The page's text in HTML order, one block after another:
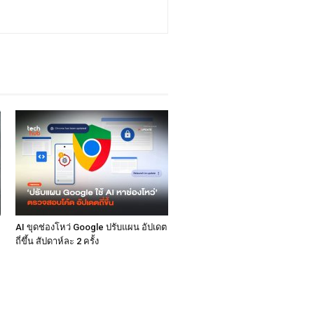
AI ขุดช่องโหว่ Google ปรับแผน อัปเดต
ถี่ขึ้น สัปดาห์ละ 2 ครั้ง